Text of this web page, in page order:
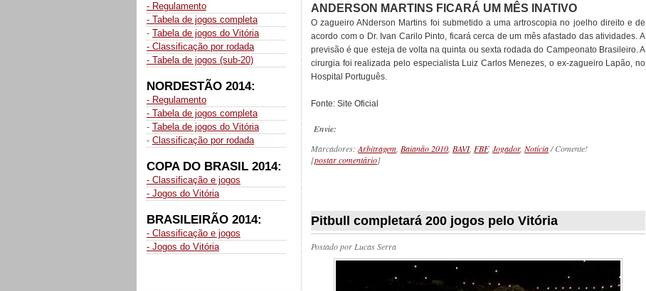
- Regulamento
- Tabela de jogos completa
- Tabela de jogos do Vitória
- Classificação por rodada
- Tabela de jogos (sub-20)
NORDESTÃO 2014:
- Regulamento
- Tabela de jogos completa
- Tabela de jogos do Vitória
- Classificação por rodada
COPA DO BRASIL 2014:
- Classificação e jogos
- Jogos do Vitória
BRASILEIRÃO 2014:
- Classificação e jogos
- Jogos do Vitória
ANDERSON MARTINS FICARÁ UM MÊS INATIVO
O zagueiro ANderson Martins foi submetido a uma artroscopia no joelho direito e de
acordo com o Dr. Ivan Carilo Pinto, ficará cerca de um mês afastado das atividades. A
previsão é que esteja de volta na quinta ou sexta rodada do Campeonato Brasileiro. A
cirurgia foi realizada pelo especialista Luiz Carlos Menezes, o ex-zagueiro Lapão, no
Hospital Português.
Fonte: Site Oficial
Envie:
Marcadores:Arbitragem, Baianão 2010, BAVI, FBF, Jogador, Notícia/ Comente!
[postar comentário]
Pitbull completará 200 jogos pelo Vitória
Postado por Lucas Serra